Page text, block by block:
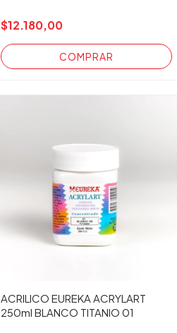
$12.180,00
ACRILICO EUREKA ACRYLART
250ml BLANCO TITANIO 01